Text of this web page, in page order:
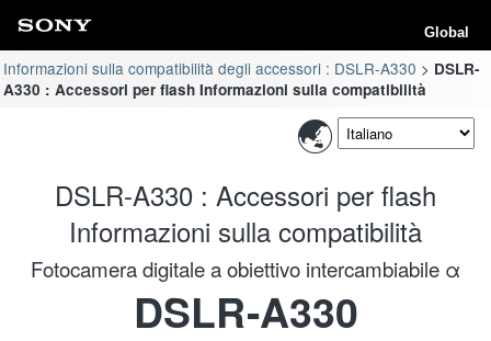
Global
Informazioni sulla compatibilità degli accessori : DSLR-A330
DSLR-
A330 : Accessori per flash Informazioni sulla compatibilità
DSLR-A330 : Accessori per flash
Informazioni sulla compatibilità
Fotocamera digitale a obiettivo intercambiabile α
DSLR-A330